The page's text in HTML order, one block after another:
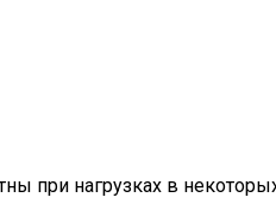
при нагрузках в